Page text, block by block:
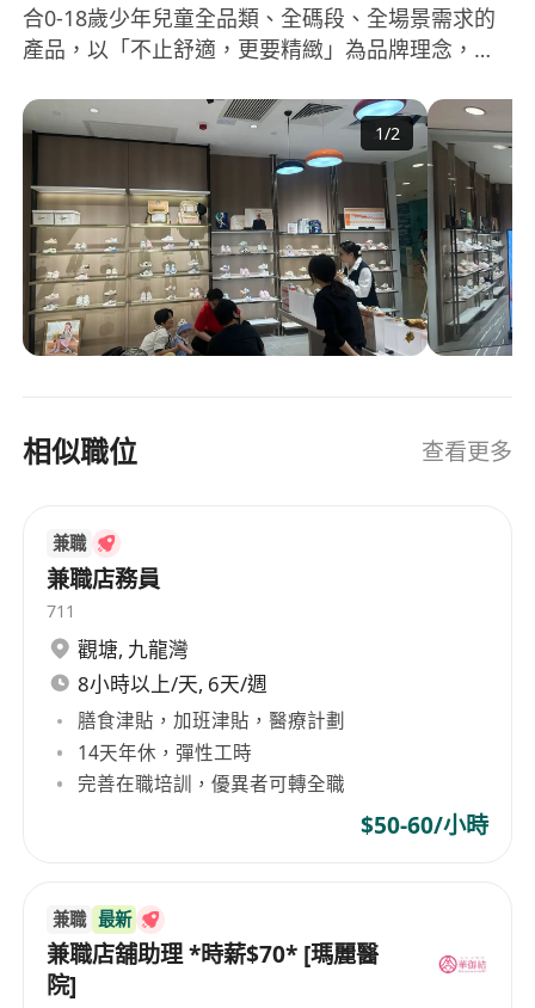
合0-18歲少年兒童全品類、全碼段、全場景需求的
產品，以「不止舒適，更要精緻」為品牌理念，始
童鞋。 科學地將產品劃分為六個階段：0階柔抱
鞋，1階步前鞋，2階學步鞋，3階幼兒園鞋，4階小
學生鞋，5階青少年鞋，穩穩第一步，高光每一步。
為此，泰蘭尼斯一直致力於和行業頂尖的品牌、機
構進行合作，使用VIBRAM、MICHELIN世界級專業
鞋底技術，獲得BVmark國際防滑認證，與瑞士近百
年抑菌品牌Sanitized、美國高端技術產品OrthoLite
形成長期戰略合作夥伴。
1/2
相似職位 查看更多
兼職
兼職店務員
711
觀塘, 九龍灣
8小時以上/天, 6天/週
膳食津貼，加班津貼，醫療計劃
14天年休，彈性工時
完善在職培訓，優異者可轉全職
$50-60/小時
兼職 最新
兼職店舖助理 *時薪$70* [瑪麗醫
院]